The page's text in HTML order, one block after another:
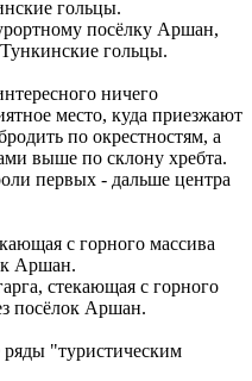
посёлку Аршан,
гольцы.
ничего
место, куда приезжают
по окрестностям, а
выше по склону хребта.
первых - дальше центра
стекающая с горного
посёлок Аршан.